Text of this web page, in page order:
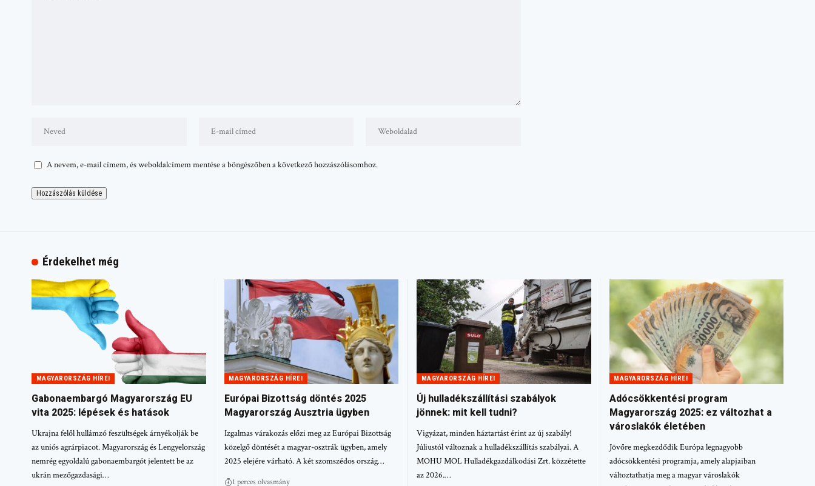
A nevem, e-mail címem, és weboldalcímem mentése a böngészőben a következő hozzászólásomhoz.
Érdekelhet még
MAGYARORSZÁG HÍREI
Gabonaembargó Magyarország EU
vita 2025: lépések és hatások
Ukrajna felől hullámzó feszültségek árnyékolják be
az uniós agrárpiacot. Magyarország és Lengyelország
nemrég egyoldalú gabonaembargót jelentett be az
ukrán mezőgazdasági…
MAGYARORSZÁG HÍREI
Európai Bizottság döntés 2025
Magyarország Ausztria ügyben
Izgalmas várakozás előzi meg az Európai Bizottság
közelgő döntését a magyar-osztrák ügyben, amely
2025 elejére várható. A két szomszédos ország…
1 perces olvasmány
MAGYARORSZÁG HÍREI
Új hulladékszállítási szabályok
jönnek: mit kell tudni?
Vigyázat, minden háztartást érint az új szabály!
Júliustól változnak a hulladékszállítás szabályai. A
MOHU MOL Hulladékgazdálkodási Zrt. közzétette
az 2026.…
MAGYARORSZÁG HÍREI
Adócsökkentési program
Magyarország 2025: ez változhat a
városlakók életében
Jövőre megkezdődik Európa legnagyobb
adócsökkentési programja, amely alapjaiban
változtathatja meg a magyar városlakók